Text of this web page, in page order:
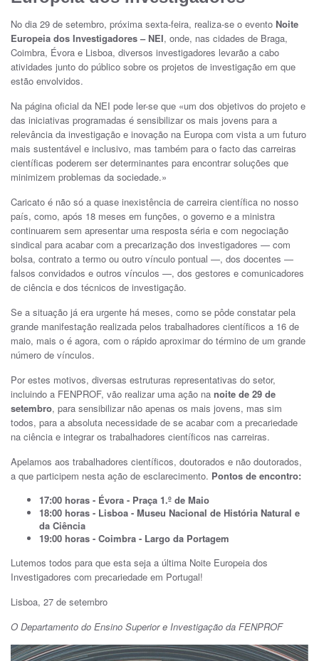
No dia 29 de setembro, próxima sexta-feira, realiza-se o evento Noite
Europeia dos Investigadores – NEI, onde, nas cidades de Braga,
Coimbra, Évora e Lisboa, diversos investigadores levarão a cabo
atividades junto do público sobre os projetos de investigação em que
estão envolvidos.
Na página oficial da NEI pode ler-se que «um dos objetivos do projeto e
das iniciativas programadas é sensibilizar os mais jovens para a
relevância da investigação e inovação na Europa com vista a um futuro
mais sustentável e inclusivo, mas também para o facto das carreiras
científicas poderem ser determinantes para encontrar soluções que
minimizem problemas da sociedade.»
Caricato é não só a quase inexistência de carreira científica no nosso
país, como, após 18 meses em funções, o governo e a ministra
continuarem sem apresentar uma resposta séria e com negociação
sindical para acabar com a precarização dos investigadores — com
bolsa, contrato a termo ou outro vínculo pontual —, dos docentes —
falsos convidados e outros vínculos —, dos gestores e comunicadores
de ciência e dos técnicos de investigação.
Se a situação já era urgente há meses, como se pôde constatar pela
grande manifestação realizada pelos trabalhadores científicos a 16 de
maio, mais o é agora, com o rápido aproximar do término de um grande
número de vínculos.
Por estes motivos, diversas estruturas representativas do setor,
incluindo a FENPROF, vão realizar uma ação na noite de 29 de
setembro, para sensibilizar não apenas os mais jovens, mas sim
todos, para a absoluta necessidade de se acabar com a precariedade
na ciência e integrar os trabalhadores científicos nas carreiras.
Apelamos aos trabalhadores científicos, doutorados e não doutorados,
a que participem nesta ação de esclarecimento. Pontos de encontro:
17:00 horas - Évora - Praça 1.º de Maio
18:00 horas - Lisboa - Museu Nacional de História Natural e
da Ciência
19:00 horas - Coimbra - Largo da Portagem
Lutemos todos para que esta seja a última Noite Europeia dos
Investigadores com precariedade em Portugal!
Lisboa, 27 de setembro
O Departamento do Ensino Superior e Investigação da FENPROF